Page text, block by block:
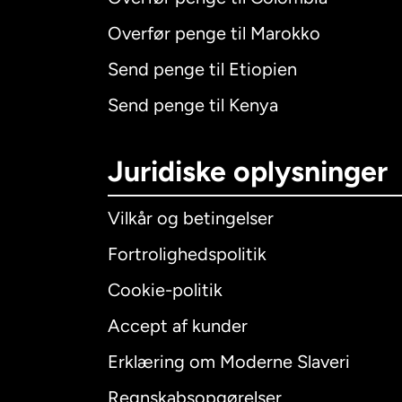
Overfør penge til Marokko
Send penge til Etiopien
Send penge til Kenya
Juridiske oplysninger
Vilkår og betingelser
Fortrolighedspolitik
Cookie-politik
Accept af kunder
Erklæring om Moderne Slaveri